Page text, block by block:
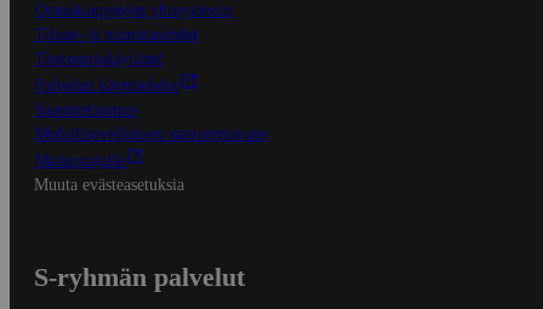
Osuuskauppojen yhteystiedot
Tilaus- ja toimitusehdot
Tietosuojakäytäntö
Palvelun käyttöehdot
Saavutettavuus
Mobiilisovelluksen saavutettavuus
Mainostajalle
Muuta evästeasetuksia
S-ryhmän palvelut